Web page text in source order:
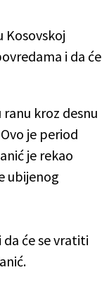
Kosovskoj
i da će
kroz desnu
je period
je rekao
ubijenog
će se vratiti